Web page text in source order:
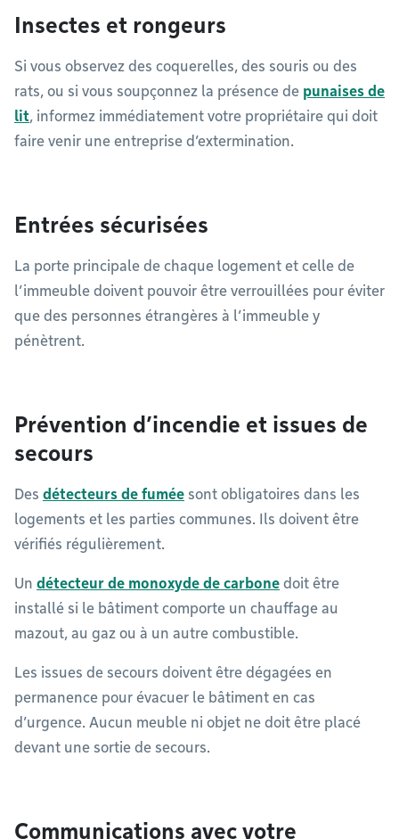
Insectes et rongeurs
Si vous observez des coquerelles, des souris ou des
rats, ou si vous soupçonnez la présence de punaises de
lit, informez immédiatement votre propriétaire qui doit
faire venir une entreprise d’extermination.
Entrées sécurisées
La porte principale de chaque logement et celle de
l’immeuble doivent pouvoir être verrouillées pour éviter
que des personnes étrangères à l’immeuble y
pénètrent.
Prévention d’incendie et issues de
secours
Des détecteurs de fumée sont obligatoires dans les
logements et les parties communes. Ils doivent être
vérifiés régulièrement.
Un détecteur de monoxyde de carbone doit être
installé si le bâtiment comporte un chauffage au
mazout, au gaz ou à un autre combustible.
Les issues de secours doivent être dégagées en
permanence pour évacuer le bâtiment en cas
d’urgence. Aucun meuble ni objet ne doit être placé
devant une sortie de secours.
Communications avec votre